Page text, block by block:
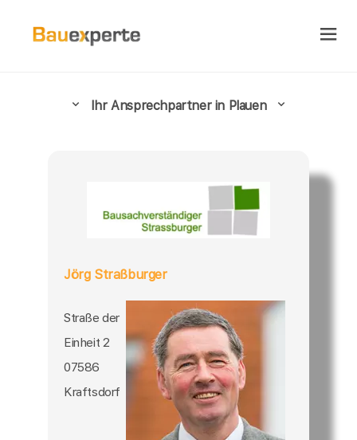
Ihr Ansprechpartner in Plauen
Jörg Straßburger
Straße der
Einheit 2
07586
Kraftsdorf